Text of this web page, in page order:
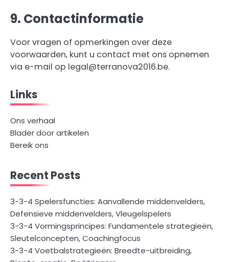
9. Contactinformatie
Voor vragen of opmerkingen over deze
voorwaarden, kunt u contact met ons opnemen
via e-mail op legal@terranova2016.be.
Links
Ons verhaal
Blader door artikelen
Bereik ons
Recent Posts
3-3-4 Spelersfuncties: Aanvallende middenvelders,
Defensieve middenvelders, Vleugelspelers
3-3-4 Vormingsprincipes: Fundamentele strategieën,
Sleutelconcepten, Coachingfocus
3-3-4 Voetbalstrategieën: Breedte-uitbreiding,